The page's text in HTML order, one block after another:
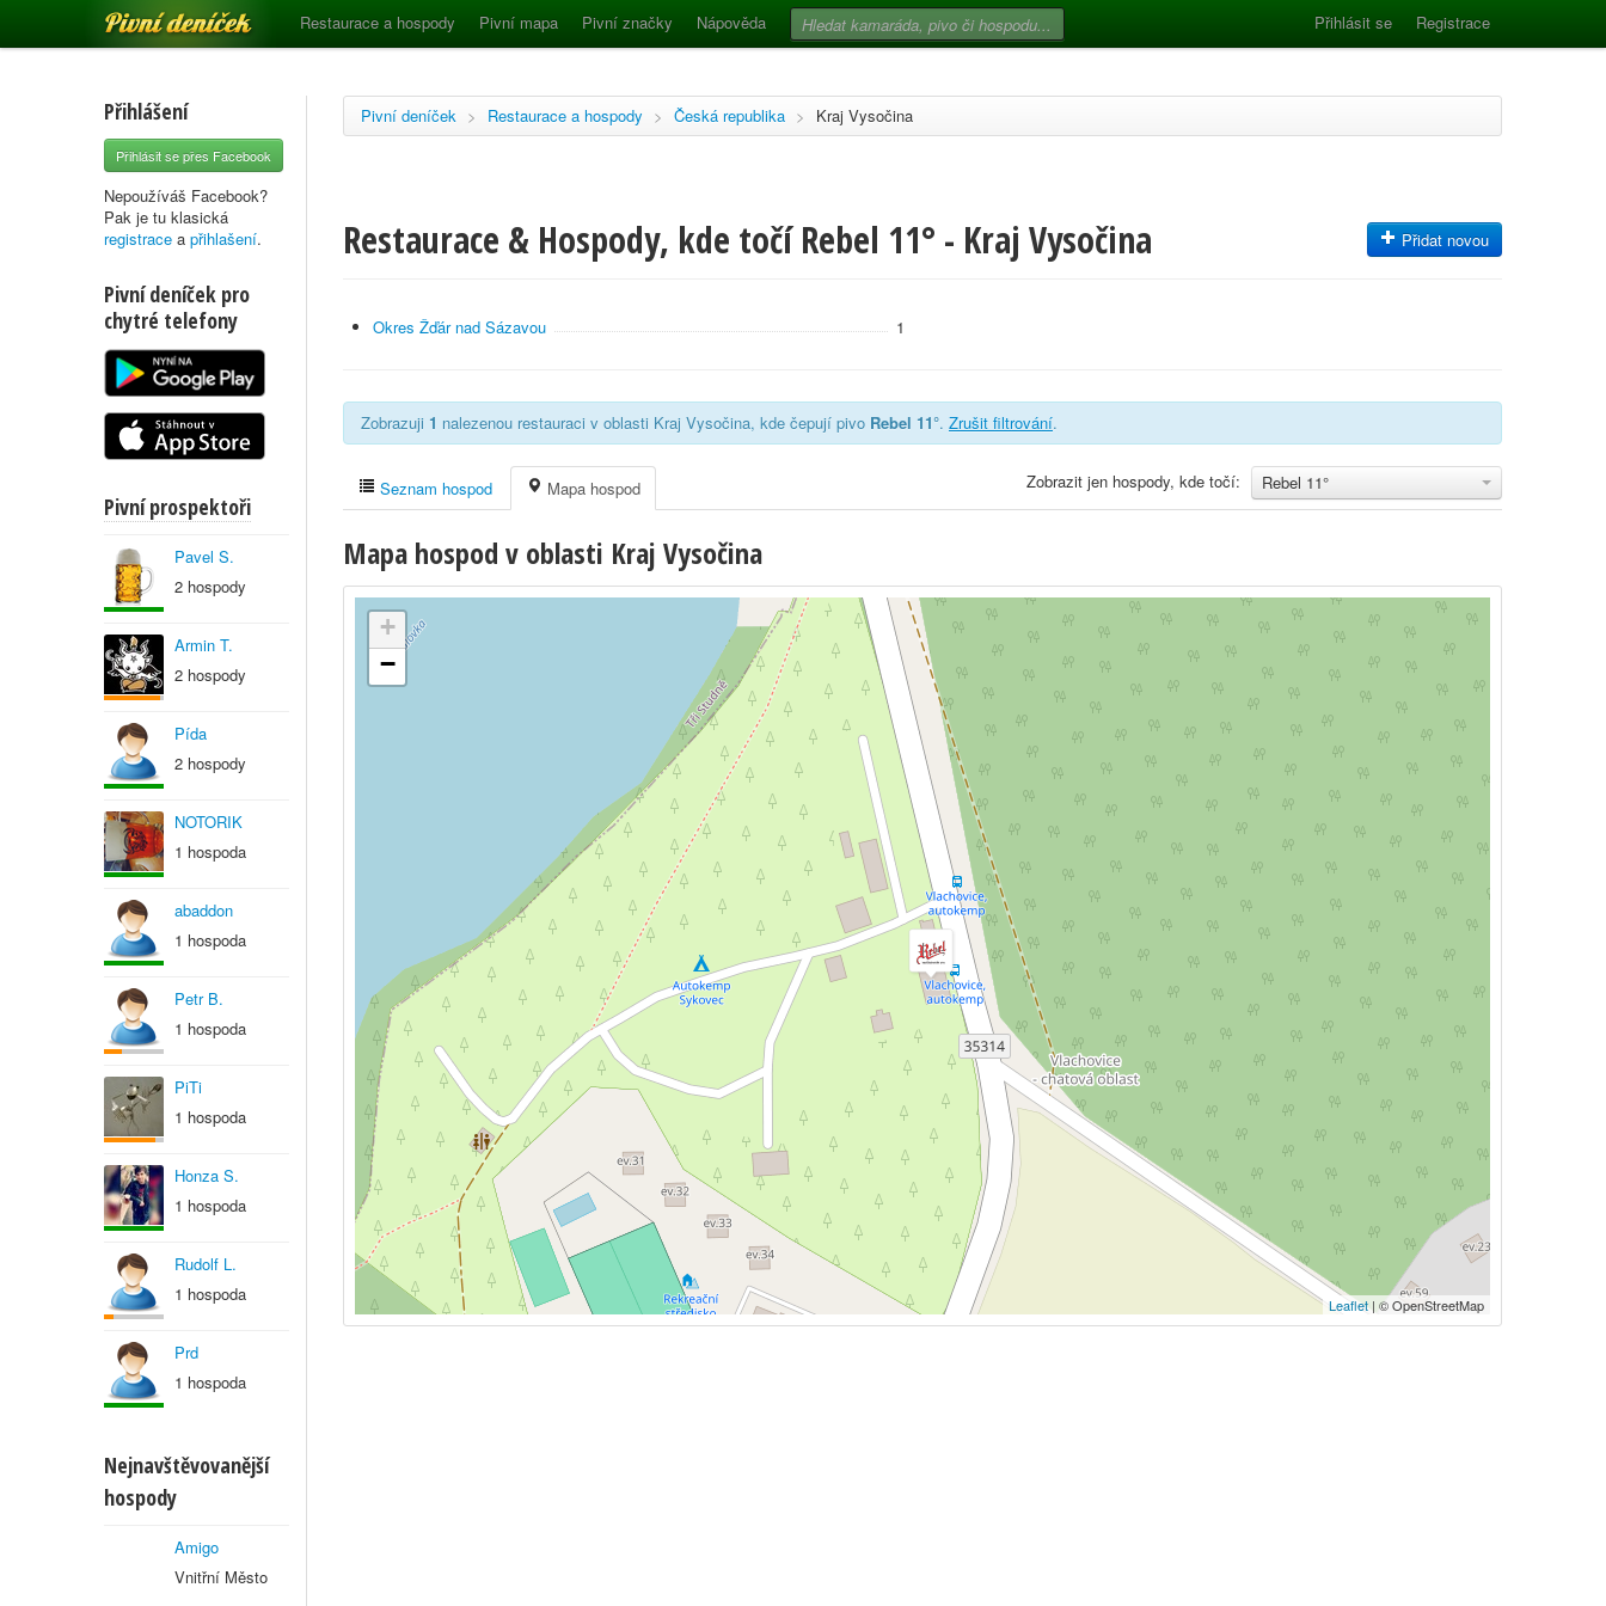
Pivní deníček Restaurace a hospody Pivní mapa Pivní značky Nápověda Přihlásit se Registrace
Přihlášení
Přihlásit se přes Facebook
Nepoužíváš Facebook?
Pak je tu klasická
registrace a přihlašení.
Pivní deníček pro
chytré telefony
Pivní prospektoři
Pavel S.
2 hospody
Armin T.
2 hospody
Pída
2 hospody
NOTORIK
1 hospoda
abaddon
1 hospoda
Petr B.
1 hospoda
PiTi
1 hospoda
Honza S.
1 hospoda
Rudolf L.
1 hospoda
Prd
1 hospoda
Nejnavštěvovanější
hospody
Amigo
Vnitřní Město
Pivní deníček > Restaurace a hospody > Česká republika > Kraj Vysočina
Restaurace & Hospody, kde točí Rebel 11° - Kraj Vysočina Přidat novou
Okres Žďár nad Sázavou 1
Zobrazuji 1 nalezenou restauraci v oblasti Kraj Vysočina, kde čepují pivo Rebel 11°. Zrušit filtrování.
Rebel 11°
Zobrazit jen hospody, kde točí:
Seznam hospod Mapa hospod
Mapa hospod v oblasti Kraj Vysočina
+
−
Leaflet| © OpenStreetMap